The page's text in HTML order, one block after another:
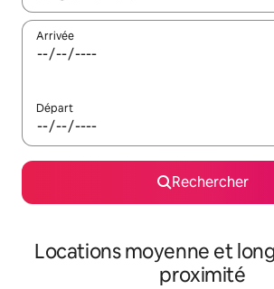
Arrivée
Départ
Rechercher
Locations moyenne et
proximité